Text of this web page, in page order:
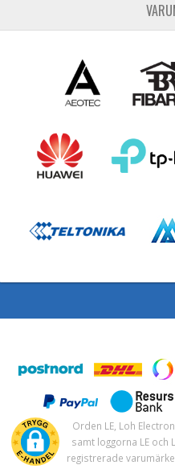
Orden LE, Loh
samt loggorna LE och
registrerade